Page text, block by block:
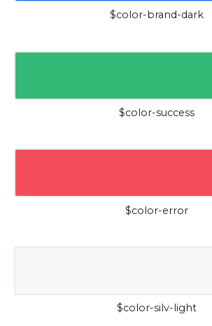
$color-brand-dark
$color-success
$color-error
$color-silv-light